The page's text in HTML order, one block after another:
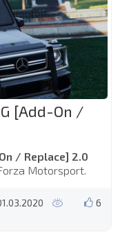
[Add-On /
/ Replace] 2.0
Motorsport.
6